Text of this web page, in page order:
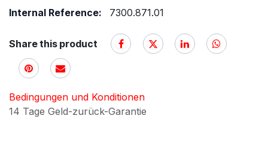
Internal Reference:
7300.871.01
Share this product
Bedingungen und Konditionen
14 Tage Geld-zurück-Garantie